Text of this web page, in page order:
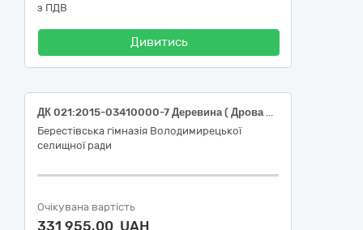
з ПДВ
Дивитись
ДК 021:2015-03410000-7 Деревина ( Дрова паливні)
Берестівська гімназія Володимирецької
селищної ради
Очікувана вартість
331 955,00 UAH